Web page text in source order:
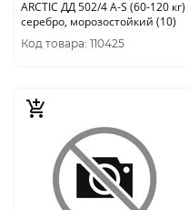
ARCTIC ДД 502/4 A-S (60-120 кг)
серебро, морозостойкий (10)
Код товара: 110425